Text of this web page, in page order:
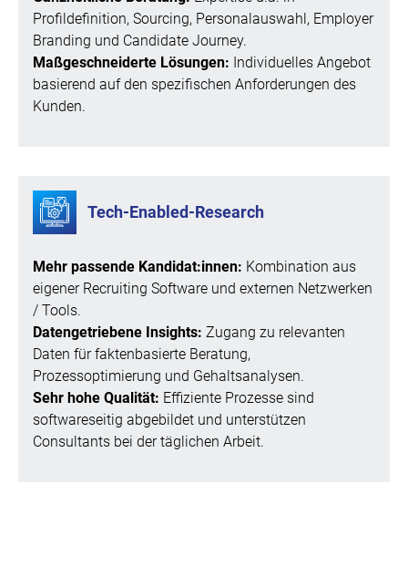
Profildefinition, Sourcing, Personalauswahl, Employer
Branding und Candidate Journey.
Maßgeschneiderte Lösungen: Individuelles Angebot
basierend auf den spezifischen Anforderungen des
Kunden.
Tech-Enabled-Research
Mehr passende Kandidat:innen: Kombination aus
eigener Recruiting Software und externen Netzwerken
/ Tools.
Datengetriebene Insights: Zugang zu relevanten
Daten für faktenbasierte Beratung,
Prozessoptimierung und Gehaltsanalysen.
Sehr hohe Qualität: Effiziente Prozesse sind
softwareseitig abgebildet und unterstützen
Consultants bei der täglichen Arbeit.